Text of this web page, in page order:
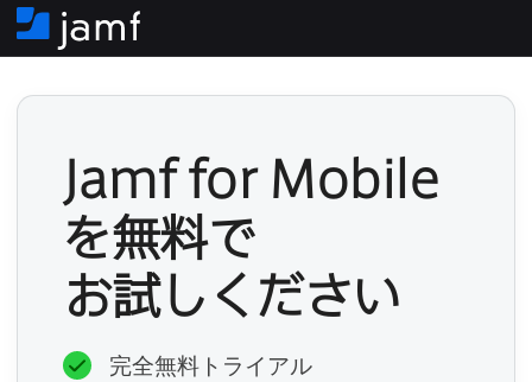
ホ
ー
Jamf for Mobile
を​無料で​
お試しください
完全無料トライアル
必
須